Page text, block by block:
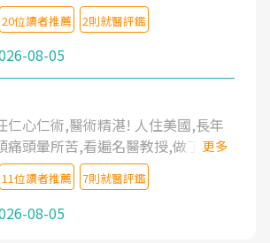
20位讀者推薦 2則就醫評鑑
08-05
仁心仁術,醫術精湛! 人住美國,長年
痛頭暈所苦,看遍名醫教授,做了各種
醫打針,中醫針灸及物理徒手治療都
到嗎啡類止痛藥都效果有限,只是壓
起來,多年失眠嚴重影響生活品質.
孝醫院杜育才主任是頸頭症候群專
更多
11位讀者推薦 7則就醫評鑑
08-05